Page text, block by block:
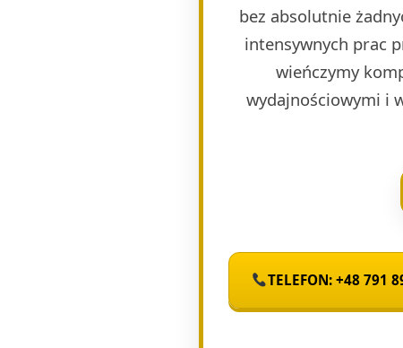
bez absolutnie
intensywnych prac
wieńczymy
wydajnościowymi i
TELEFON: +48 791